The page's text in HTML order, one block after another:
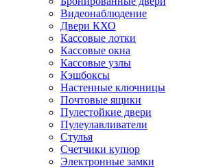
Видеонаблюдение
Двери КХО
Кассовые лотки
Кассовые окна
Кассовые узлы
Кэшбоксы
Настенные ключницы
Почтовые ящики
Пулестойкие двери
Пулеулавливатели
Стулья
Счетчики купюр
Электронные замки